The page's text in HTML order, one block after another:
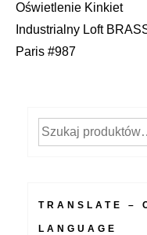
Nawigacja
wpisu
Oświetlenie Kinkiet
Industrialny Loft
Paris #987
Szukaj:
TRANSLATE –
LANGUAGE